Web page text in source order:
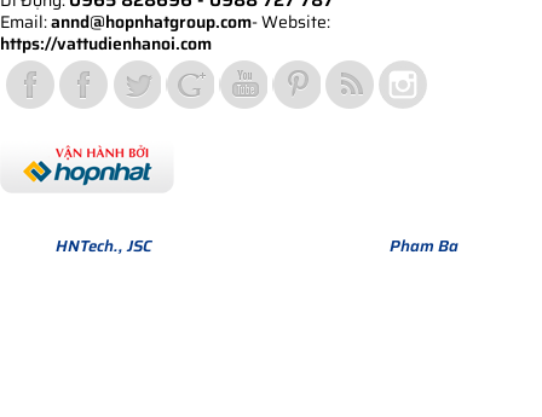
Email:annd@hopnhatgroup.com- Website:
https://vattudienhanoi.com
HNTech., JSC Pham Ba